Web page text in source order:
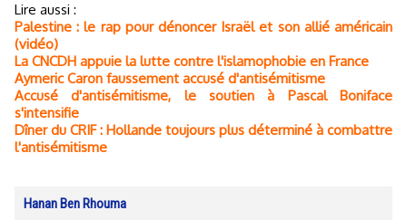
Lire aussi :
Palestine : le rap pour dénoncer Israël et son allié américain
(vidéo)
La CNCDH appuie la lutte contre l'islamophobie en France
Aymeric Caron faussement accusé d'antisémitisme
Accusé d'antisémitisme, le soutien à Pascal Boniface
s'intensifie
Dîner du CRIF : Hollande toujours plus déterminé à combattre
l'antisémitisme
Hanan Ben Rhouma